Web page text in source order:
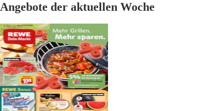
Angebote der aktuellen Woche